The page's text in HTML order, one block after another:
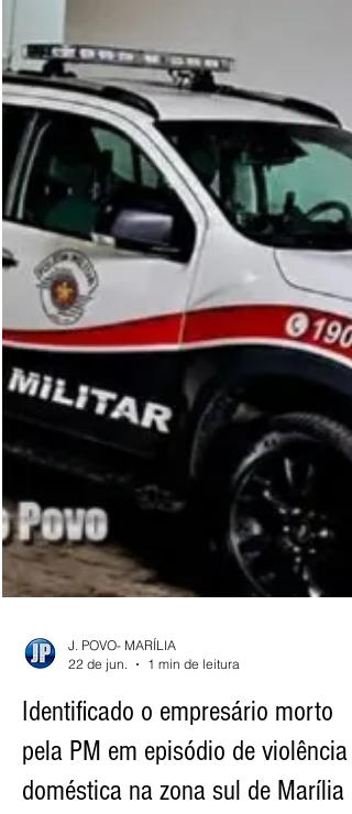
encaminhamento ou contratação. Horário
funcionamento é das 08 às 17hs.
para as vagas também podem ser feitas
através do APP CTPS digital ou portal
J. POVO- MARÍLIA
Identificado o empresário morto